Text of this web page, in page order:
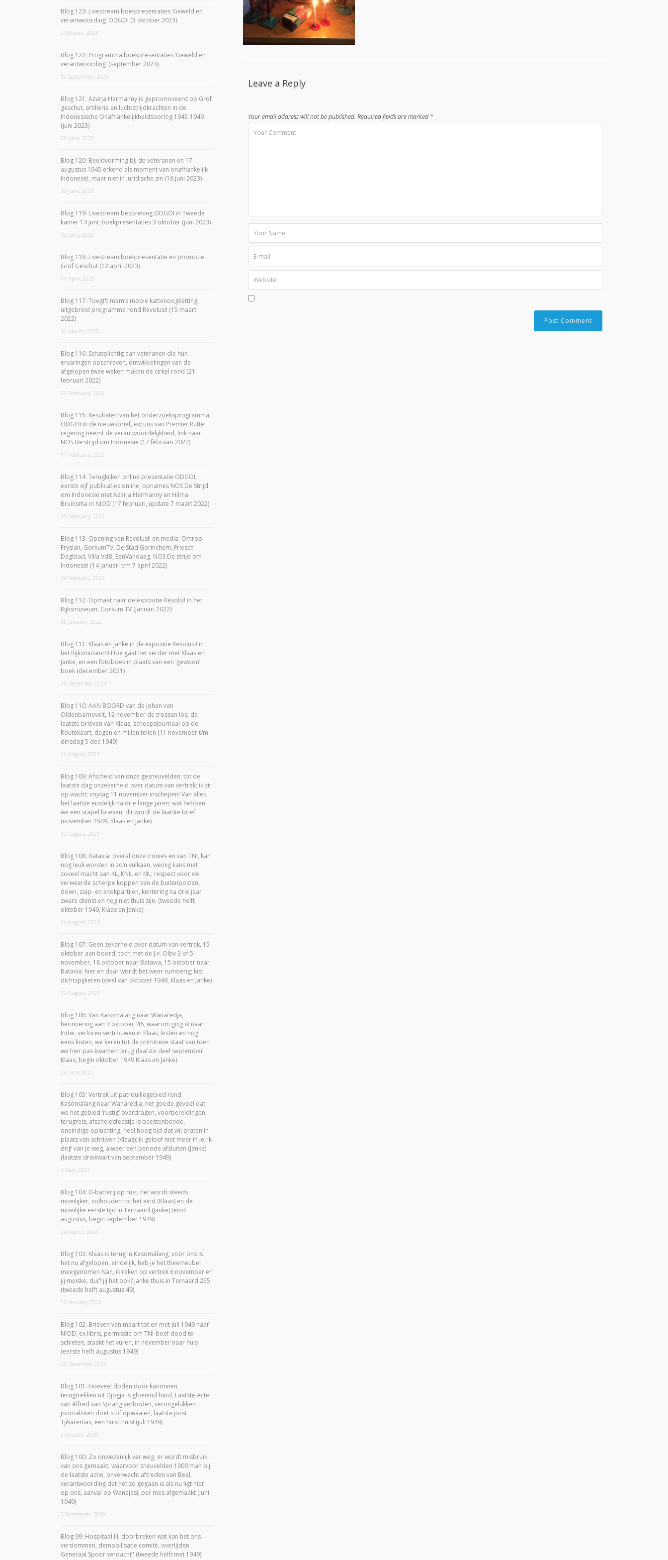
Leave a Reply
Your email address will not be published. Required fields are marked *
Blog 123: Livestream boekpresentaties ‘Geweld en
verantwoording’ ODGOI (3 oktober 2023)
2 October, 2023
Blog 122: Programma boekpresentaties ‘Geweld en
verantwoording’ (september 2023)
13 September, 2023
Blog 121: Azarja Harmanny is gepromoveerd op Grof
geschut, artillerie en luchtstrijdkrachten in de
Indonesische Onafhankelijkheidsoorlog 1945-1949
(juni 2023)
22 June, 2023
Blog 120: Beeldvorming bij de veteranen en 17
augustus 1945 erkend als moment van onafhankelijk
Indonesië, maar niet in juridische zin (16 juni 2023)
16 June, 2023
Blog 119: Livestream bespreking ODGOI in Tweede
kamer 14 juni; boekpresentaties 3 oktober (juni 2023)
13 June, 2023
Blog 118: Livestream boekpresentatie en promotie
Grof Geschut (12 april 2023)
11 April, 2023
Blog 117: Toegift mem’s mooie kattenoogketting,
uitgebreid programma rond Revolusi! (15 maart
2022)
16 March, 2022
Blog 116: Schatplichtig aan veteranen die hun
ervaringen opschreven, ontwikkelingen van de
afgelopen twee weken maken de cirkel rond (21
februari 2022)
21 February, 2022
Blog 115: Resultaten van het onderzoeksprogramma
ODGOI in de nieuwsbrief, excuus van Premier Rutte,
regering neemt de verantwoordelijkheid, link naar
NOS De strijd om Indonesië (17 februari 2022)
17 February, 2022
Blog 114: Terugkijken online presentatie ODGOI,
eerste vijf publicaties online, opnames NOS De Strijd
om Indonesië met Azarja Harmanny en Hilma
Bruinsma in NIOD (17 februari, update 7 maart 2022)
15 February, 2022
Blog 113: Opening van Revolusi! en media: Omrop
Fryslan, GorkumTV, De Stad Gorinchem, Friesch
Dagblad, Villa VdB, EenVandaag, NOS De strijd om
Indonesië (14 januari t/m 7 april 2022)
14 February, 2022
Blog 112: Opmaat naar de expositie Revolsi! in het
Rijksmuseum, Gorkum TV (januari 2022)
26 January, 2022
Blog 111: Klaas en Janke in de expositie Revolusi! in
het Rijksmuseum! Hoe gaat het verder met Klaas en
Janke, en een fotoboek in plaats van een ‘gewoon’
boek (december 2021)
29 December, 2021
Blog 110: AAN BOORD van de Johan van
Oldenbarnevelt, 12 november de trossen los; de
laatste brieven van Klaas, scheepsjournaal op de
Routekaart, dagen en mijlen tellen (11 november t/m
dinsdag 5 dec 1949)
24 August, 2021
Blog 109: Afscheid van onze gesneuvelden; tot de
laatste dag onzekerheid over datum van vertrek; ik zit
op wacht; vrijdag 11 november inschepen! Van alles
het laatste eindelijk na drie lange jaren; wat hebben
we een stapel brieven; dit wordt de laatste brief
(november 1949, Klaas en Janke)
19 August, 2021
Blog 108: Batavia: overal onze tronies en van TNI, kan
nog leuk worden in zo’n vulkaan, weinig kans met
zoveel macht aan KL, KNIL en ML; respect voor de
verweerde scherpe koppen van de buitenposten;
down, zuip- en knokpartijen, kentering na drie jaar
zware dienst en nog niet thuis zijn. (tweede helft
oktober 1949, Klaas en Janke)
14 August, 2021
Blog 107: Geen zekerheid over datum van vertrek, 15
oktober aan boord, toch met de J.v. Olbv 3 of 5
november, 18 oktober naar Batavia, 15 oktober naar
Batavia; hier en daar wordt het weer rumoerig; kist
dichtspijkeren (deel van oktober 1949, Klaas en Janke)
12 August, 2021
Blog 106: Van Kasomálang naar Wanaredja,
herinnering aan 3 oktober ’46, waarom ging ik naar
Indië, verloren vertrouwen in Klaas, kisten en nog
eens kisten, we keren tot de primitieve staat van toen
we hier pas kwamen terug (laatste deel september
Klaas, begin oktober 1949 Klaas en Janke)
28 June, 2021
Blog 105: Vertrek uit patrouillegebied rond
Kasomálang naar Wanaredja, het goede gevoel dat
we het gebied ‘rustig’ overdragen, voorbereidingen
terugreis, afscheidsfeestje is beestenbende,
oneindige opluchting, heel hoog tijd dat wij praten in
plaats van schrijven (Klaas); ik geloof niet meer in je, ik
drijf van je weg, alweer een periode afsluiten (Janke)
(laatste driekwart van september 1949)
4 May, 2021
Blog 104: D-batterij op rust, het wordt steeds
moeilijker, volhouden tot het eind (Klaas) en de
moeilijke eerste tijd in Ternaard (Janke) (eind
augustus, begin september 1949)
24 March, 2021
Blog 103: Klaas is terug in Kasomálang, voor ons is
het nu afgelopen, eindelijk, heb je het theemeubel
meegenomen Nan, ik reken op vertrek 6 november en
jij meiske, durf jij het ook? Janke thuis in Ternaard 255
(tweede helft augustus 49)
31 January, 2021
Blog 102: Brieven van maart tot en met juli 1949 naar
NIOD, ex libris, permissie om TNI-boef dood te
schieten, staakt het vuren, in november naar huis
(eerste helft augustus 1949)
23 December, 2020
Blog 101: Hoeveel doden door kanonnen,
terugtrekken uit Djogja is gloeiend hard, Laatste Acte
van Alfred van Sprang verboden, verongelukken
journalisten doet stof opwaaien, laatste post
Tjikaremas, een huis thuis! (juli 1949)
3 October, 2020
Blog 100: Zo onwezenlijk ver weg, er wordt misbruik
van ons gemaakt, waarvoor sneuvelden 1000 man bij
de laatste actie, onverwacht aftreden van Beel,
verantwoording dat het zo gegaan is als nu ligt niet
op ons, aanval op Wanejasi, per mes afgemaakt (juni
1949)
3 September, 2020
Blog 99: Hospitaal III, doorbreken wat kan het ons
verdommen, demobilisatie comité, overlijden
Generaal Spoor verdacht? (tweede helft mei 1949)